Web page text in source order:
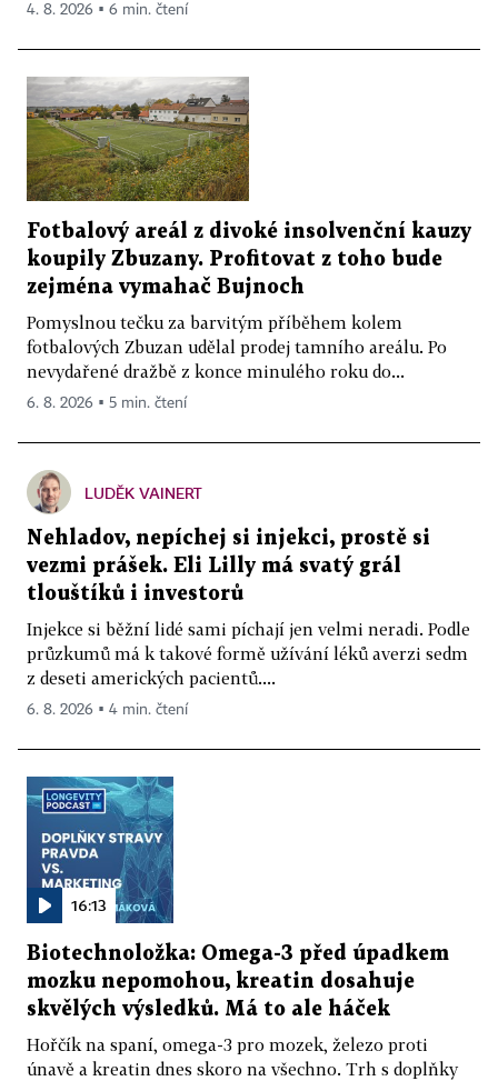
4. 8. 2026 ▪ 6 min. čtení
Fotbalový areál z divoké insolvenční kauzy
koupily Zbuzany. Profitovat z toho bude
zejména vymahač Bujnoch
Pomyslnou tečku za barvitým příběhem kolem
fotbalových Zbuzan udělal prodej tamního areálu. Po
nevydařené dražbě z konce minulého roku do...
6. 8. 2026 ▪ 5 min. čtení
LUDĚK VAINERT
Nehladov, nepíchej si injekci, prostě si
vezmi prášek. Eli Lilly má svatý grál
tlouštíků i investorů
Injekce si běžní lidé sami píchají jen velmi neradi. Podle
průzkumů má k takové formě užívání léků averzi sedm
z deseti amerických pacientů....
6. 8. 2026 ▪ 4 min. čtení
16:13
Biotechnoložka: Omega-3 před úpadkem
mozku nepomohou, kreatin dosahuje
skvělých výsledků. Má to ale háček
Hořčík na spaní, omega-3 pro mozek, železo proti
únavě a kreatin dnes skoro na všechno. Trh s doplňky